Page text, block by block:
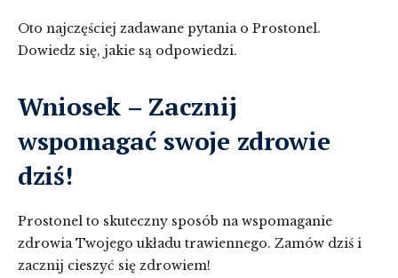
Oto najczęściej zadawane pytania o Prostonel.
Dowiedz się, jakie są odpowiedzi.
Wniosek – Zacznij
wspomagać swoje zdrowie
dziś!
Prostonel to skuteczny sposób na wspomaganie
zdrowia Twojego układu trawiennego. Zamów dziś i
zacznij cieszyć się zdrowiem!